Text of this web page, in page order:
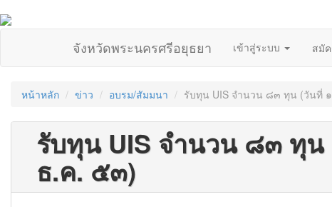
จังหวัดพระนครศรีอยุธยา เข้าสู่ระบบ สมั
หน้าหลัก ข่าว อบรม/สัมมนา รับทุน UIS จำนวน ๘๓ ทุน (วันที่
รับทุน UIS จำนวน ๘๓ ทุ
ธ.ค. ๕๓)